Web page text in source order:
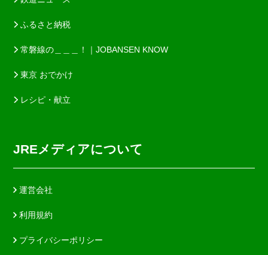
ふるさと納税
常磐線の＿＿＿！｜JOBANSEN KNOW
東京 おでかけ
レシピ・献立
JREメディアについて
運営会社
利用規約
プライバシーポリシー